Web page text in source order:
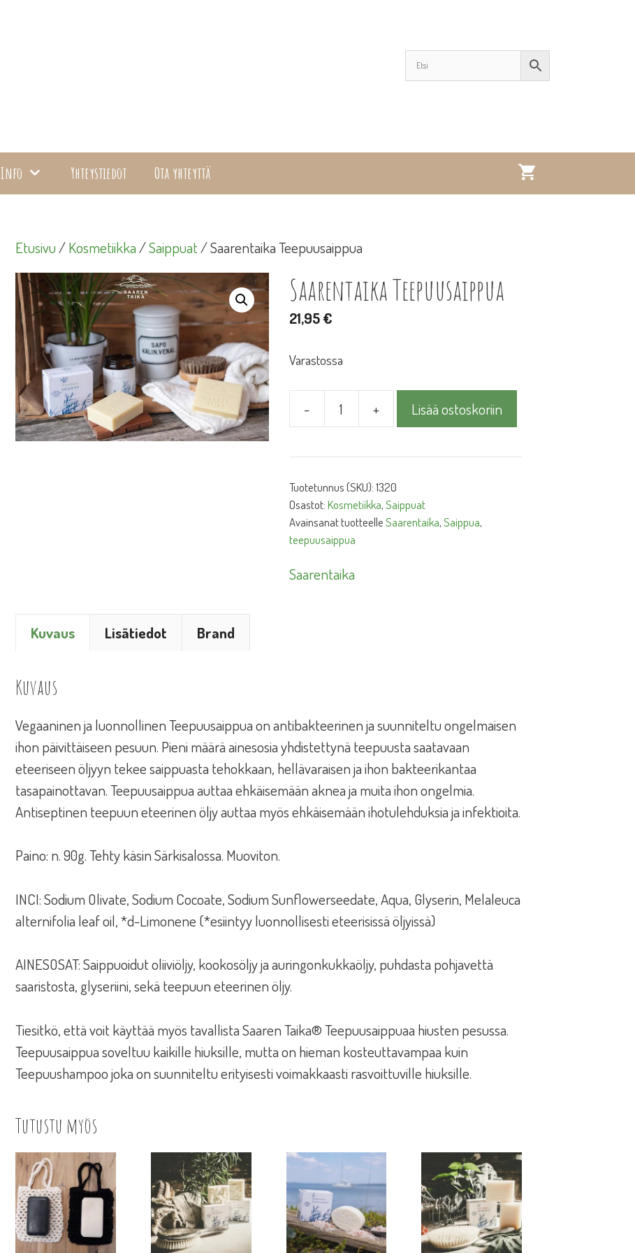
Info Yhteystiedot Ota yhteyttä
Etusivu/Kosmetiikka/Saippuat/ Saarentaika Teepuusaippua
Saarentaika Teepuusaippua
21,95€
Varastossa
-
Saarentaika
määrä
+ Lisää ostoskoriin
Tuotetunnus (SKU):1320
Osastot:Kosmetiikka,Saippuat
Avainsanat tuotteelleSaarentaika,Saippua,
teepuusaippua
Saarentaika
Kuvaus Lisätiedot Brand
Kuvaus
Vegaaninen ja luonnollinen Teepuusaippua on antibakteerinen ja suunniteltu ongelmaisen
ihon päivittäiseen pesuun. Pieni määrä ainesosia yhdistettynä teepuusta saatavaan
eteeriseen öljyyn tekee saippuasta tehokkaan, hellävaraisen ja ihon bakteerikantaa
tasapainottavan. Teepuusaippua auttaa ehkäisemään aknea ja muita ihon ongelmia.
Antiseptinen teepuun eteerinen öljy auttaa myös ehkäisemään ihotulehduksia ja infektioita.
Paino: n. 90g. Tehty käsin Särkisalossa. Muoviton.
INCI: Sodium Olivate, Sodium Cocoate, Sodium Sunflowerseedate, Aqua, Glyserin, Melaleuca
alternifolia leaf oil, *d-Limonene (*esiintyy luonnollisesti eteerisissä öljyissä)
AINESOSAT: Saippuoidut oliiviöljy, kookosöljy ja auringonkukkaöljy, puhdasta pohjavettä
saaristosta, glyseriini, sekä teepuun eteerinen öljy.
Tiesitkö, että voit käyttää myös tavallista Saaren Taika® Teepuusaippuaa hiusten pesussa.
Teepuusaippua soveltuu kaikille hiuksille, mutta on hieman kosteuttavampaa kuin
Teepuushampoo joka on suunniteltu erityisesti voimakkaasti rasvoittuville hiuksille.
Tutustu myös
Tällä
tuotteella
on
useampi
muunnelma.